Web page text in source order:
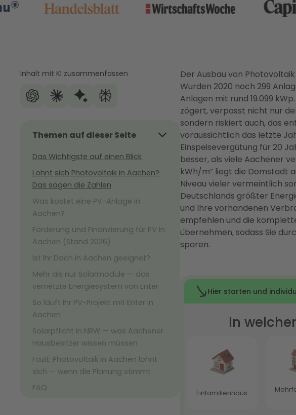
Inhalt mit KI zusammenfassen
Themen auf dieser Seite
Das Wichtigste auf einen Blick
Lohnt sich Photovoltaik in Aachen?
Das sagen die Zahlen
Was kostet eine PV-Anlage in
Aachen?
Förderung und Finanzierung für PV in
Aachen (Stand 2026)
Ist Ihr Dach in Aachen geeignet?
Mehr als nur Solarmodule — das
vernetzte Energiesystem von Enter
So läuft Ihr PV-Projekt mit Enter in
Aachen
Solarpflicht in NRW — was Aachener
Hausbesitzer wissen müssen
Fazit: Photovoltaik in Aachen lohnt
sich — wenn die Planung stimmt
FAQ
Der Ausbau von
Wurden 2020 noch 299
Anlagen mit rund 19.099
zögert, verpasst nicht nur
sondern riskiert auch, das
voraussichtlich das letzte
Einspeisevergütung für 20
besser, als viele Aachener
kWh/m² liegt die Domstadt
Niveau vieler vermeintlich
Deutschlands größter
und Ihre vorhandenen
empfehlen und die
übernehmen, sodass Sie
sparen.